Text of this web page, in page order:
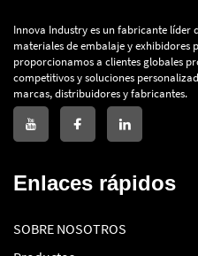
Innova Industry es un fabricante líder
materiales de embalaje y exhibidores
proporcionamos a clientes globales
competitivos y soluciones
marcas, distribuidores y fabricantes.
Enlaces rápidos
SOBRE NOSOTROS